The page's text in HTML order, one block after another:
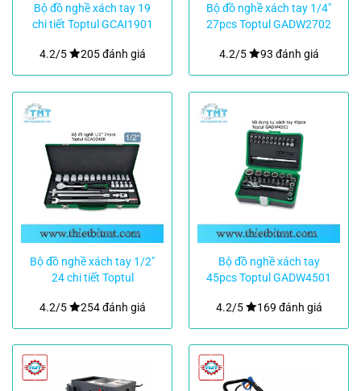
Bộ đồ nghề xách tay 19
chi tiết Toptul GCAI1901
4.2/5 205 đánh giá
Bộ đồ nghề xách tay 1/4″
27pcs Toptul GADW2702
4.2/5 93 đánh giá
Bộ đồ nghề xách tay 1/2″
24 chi tiết Toptul
4.2/5
254 đánh giá
Bộ đồ nghề xách tay
45pcs Toptul GADW4501
4.2/5 169 đánh giá